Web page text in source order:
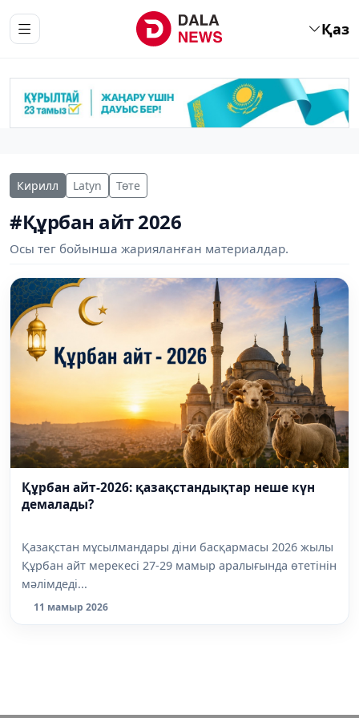
Қаз
Кирилл Latyn Төте
#Құрбан айт 2026
Осы тег бойынша жарияланған материалдар.
Құрбан айт-2026: қазақстандықтар неше күн
демалады?
Қазақстан мұсылмандары діни басқармасы 2026 жылы
Құрбан айт мерекесі 27-29 мамыр аралығында өтетінін
мәлімдеді...
11 мамыр 2026